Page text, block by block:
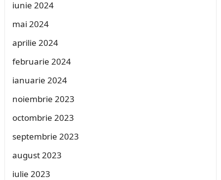
iunie 2024
mai 2024
aprilie 2024
februarie 2024
ianuarie 2024
noiembrie 2023
octombrie 2023
septembrie 2023
august 2023
iulie 2023